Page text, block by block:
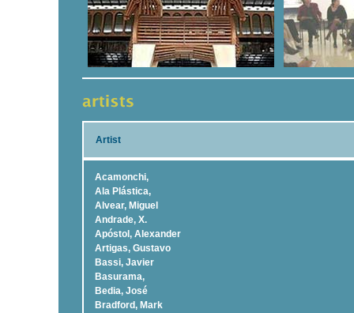
Artist
Acamonchi,
Ala Plástica,
Alvear, Miguel
Andrade, X.
Apóstol, Alexander
Artigas, Gustavo
Bassi, Javier
Basurama,
Bedia, José
Bradford, Mark